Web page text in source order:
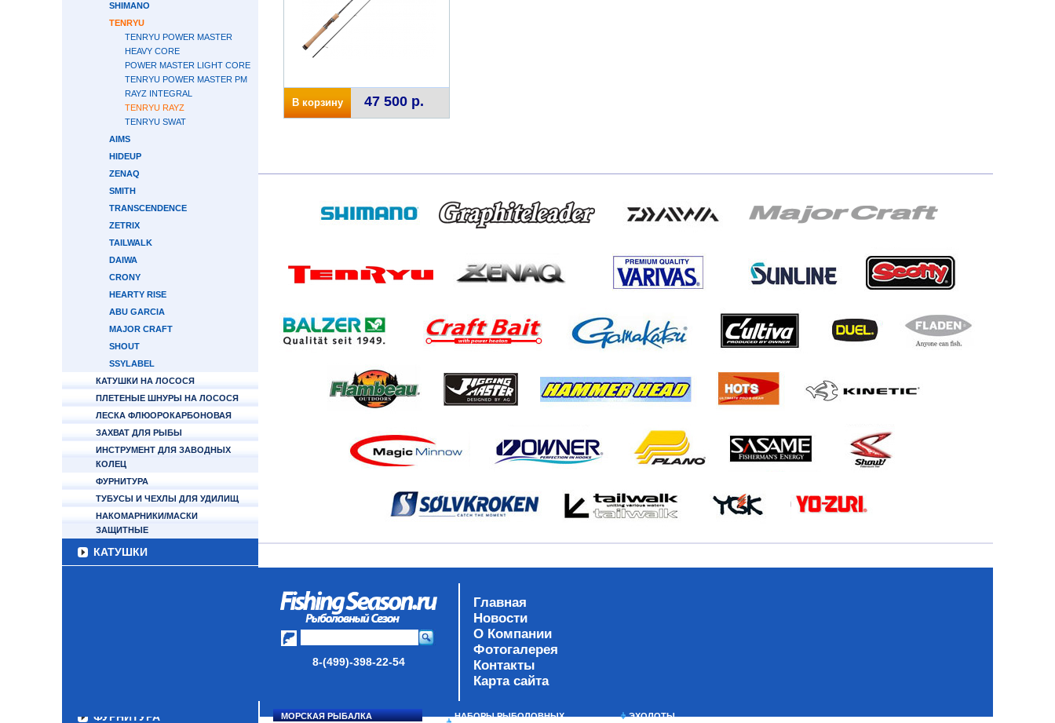
SHIMANO
TENRYU
TENRYU POWER MASTER
HEAVY CORE
POWER MASTER LIGHT CORE
TENRYU POWER MASTER PM
RAYZ INTEGRAL
TENRYU RAYZ
TENRYU SWAT
AIMS
HIDEUP
ZENAQ
SMITH
TRANSCENDENCE
ZETRIX
TAILWALK
DAIWA
CRONY
HEARTY RISE
ABU GARCIA
MAJOR CRAFT
SHOUT
SSYLABEL
КАТУШКИ НА ЛОСОСЯ
ПЛЕТЕНЫЕ ШНУРЫ НА ЛОСОСЯ
ЛЕСКА ФЛЮОРОКАРБОНОВАЯ
ЗАХВАТ ДЛЯ РЫБЫ
ИНСТРУМЕНТ ДЛЯ ЗАВОДНЫХ
КОЛЕЦ
ФУРНИТУРА
ТУБУСЫ И ЧЕХЛЫ ДЛЯ УДИЛИЩ
НАКОМАРНИКИ/МАСКИ
ЗАЩИТНЫЕ
КАТУШКИ
ФУРНИТУРА
В корзину 47 500 р.
8-(499)-398-22-54
Главная
Новости
О Компании
Фотогалерея
Контакты
Карта сайта
МОРСКАЯ РЫБАЛКА
НАБОРЫ РЫБОЛОВНЫХ
ЭХОЛОТЫ